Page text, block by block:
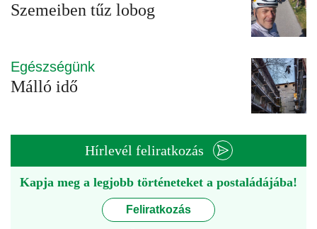
Szemeiben tűz lobog
Egészségünk
Málló idő
Hírlevél feliratkozás
Kapja meg a legjobb történeteket a postaládájába!
Feliratkozás